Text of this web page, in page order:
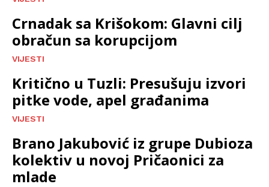
Crnadak sa Krišokom: Glavni cilj
obračun sa korupcijom
VIJESTI
Kritično u Tuzli: Presušuju izvori
pitke vode, apel građanima
VIJESTI
Brano Jakubović iz grupe Dubioza
kolektiv u novoj Pričaonici za
mlade